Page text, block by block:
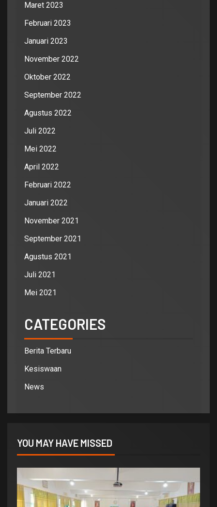
Maret 2023
Februari 2023
Januari 2023
November 2022
Oktober 2022
September 2022
Agustus 2022
Juli 2022
Mei 2022
April 2022
Februari 2022
Januari 2022
November 2021
September 2021
Agustus 2021
Juli 2021
Mei 2021
CATEGORIES
Berita Terbaru
Kesiswaan
News
YOU MAY HAVE MISSED